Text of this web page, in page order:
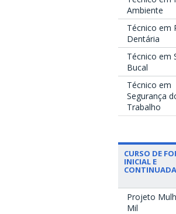
Ambiente
Técnico em
Dentária
Técnico em
Bucal
Técnico em
Segurança
Trabalho
CURSO DE
INICIAL E
CONTINUADA
Projeto
Mil